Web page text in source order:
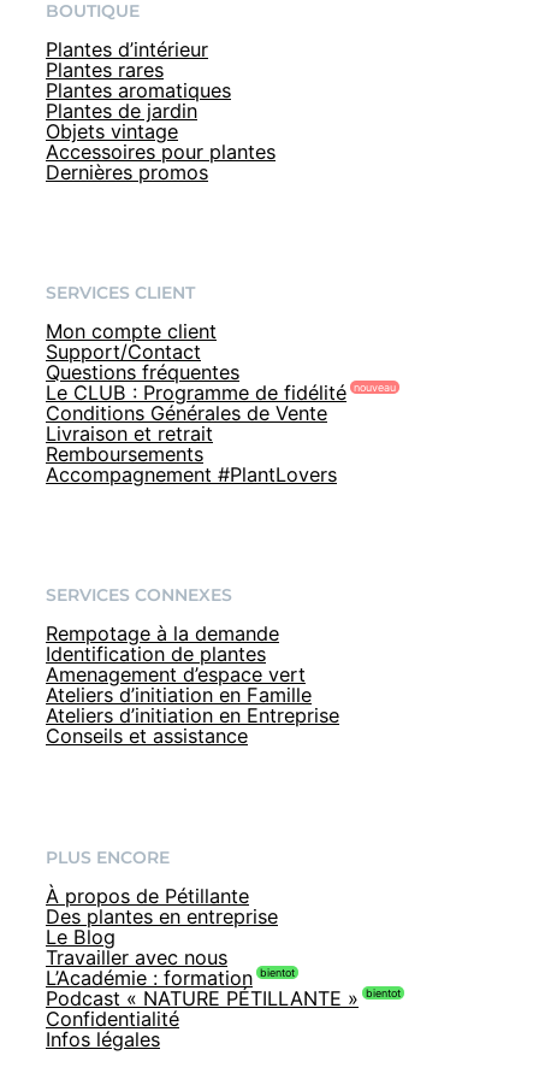
BOUTIQUE
Plantes d’intérieur
Plantes rares
Plantes aromatiques
Plantes de jardin
Objets vintage
Accessoires pour plantes
Dernières promos
SERVICES CLIENT
Mon compte client
Support/Contact
Questions fréquentes
Le CLUB : Programme de fidélité
Conditions Générales de Vente
Livraison et retrait
Remboursements
Accompagnement #PlantLovers
SERVICES CONNEXES
Rempotage à la demande
Identification de plantes
Amenagement d’espace vert
Ateliers d’initiation en Famille
Ateliers d’initiation en Entreprise
Conseils et assistance
PLUS ENCORE
À propos de Pétillante
Des plantes en entreprise
Le Blog
Travailler avec nous
L’Académie : formation
Podcast « NATURE PÉTILLANTE »
Confidentialité
Infos légales